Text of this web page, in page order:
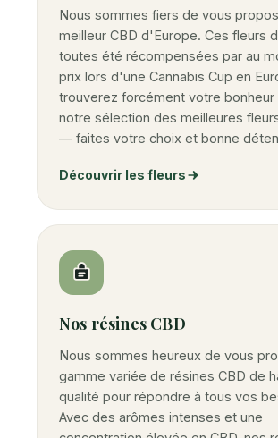
Nous sommes fiers de vous
meilleur CBD d'Europe. Ces fleurs
toutes été récompensées par au
prix lors d'une Cannabis Cup en
trouverez forcément votre bonheur
notre sélection des meilleures
— faites votre choix et bonne
Découvrir les fleurs
Nos résines CBD
Nous sommes heureux de vous
gamme variée de résines CBD de
qualité pour répondre à tous vos
Avec des arômes intenses et une